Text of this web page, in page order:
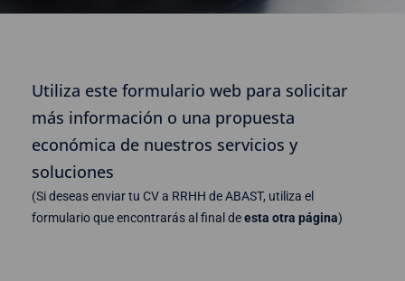
Utiliza este formulario web para solicitar
más información o una propuesta
económica de nuestros servicios y
soluciones
(Si deseas enviar tu CV a RRHH de ABAST, utiliza el
formulario que encontrarás al final deesta otra página)